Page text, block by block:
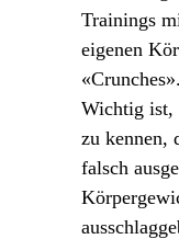
Trainings
eigenen
«Crunches».
Wichtig ist,
zu kennen,
falsch